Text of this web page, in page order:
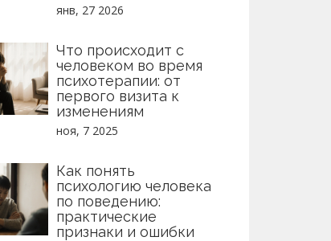
янв, 27 2026
Что происходит с
человеком во время
психотерапии: от
первого визита к
изменениям
ноя, 7 2025
Как понять
психологию человека
по поведению:
практические
признаки и ошибки